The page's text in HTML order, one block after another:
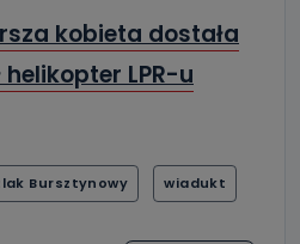
kobieta dostała
LPR-u
Bursztynowy wiadukt